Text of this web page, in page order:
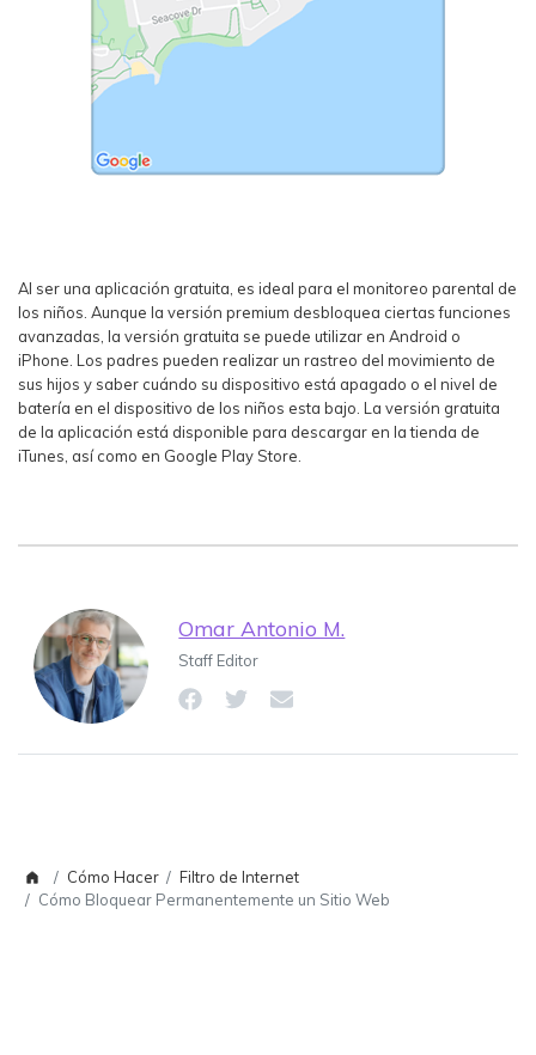
Al ser una aplicación gratuita, es ideal para el monitoreo parental de
los niños. Aunque la versión premium desbloquea ciertas funciones
avanzadas, la versión gratuita se puede utilizar en Android o
iPhone. Los padres pueden realizar un rastreo del movimiento de
sus hijos y saber cuándo su dispositivo está apagado o el nivel de
batería en el dispositivo de los niños esta bajo. La versión gratuita
de la aplicación está disponible para descargar en la tienda de
iTunes, así como en Google Play Store.
Omar Antonio M.
Staff Editor
Cómo Hacer
Filtro de Internet
Cómo Bloquear Permanentemente un Sitio Web